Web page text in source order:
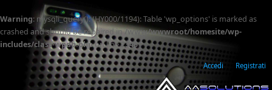
Warning: mysqli_query(): (HY000/1194): Table 'wp_options' is marked as
crashed and should be repaired in/www/wwwroot/homesite/wp-
includes/class-wpdb.phpon line2345
Accedi Registrati